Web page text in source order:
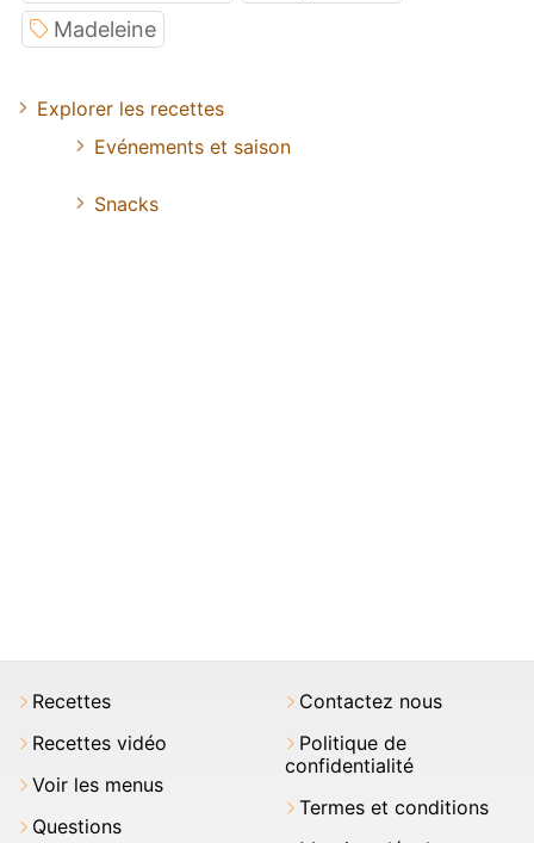
Madeleine
Explorer les recettes
Evénements et saison
Snacks
Recettes
Recettes vidéo
Voir les menus
Questions
Contactez nous
Politique de
confidentialité
Termes et conditions